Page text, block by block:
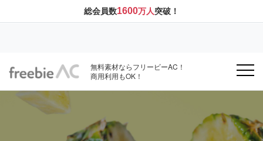
総会員数1600万人突破！
無料素材ならフリービーAC！
商用利用もOK！